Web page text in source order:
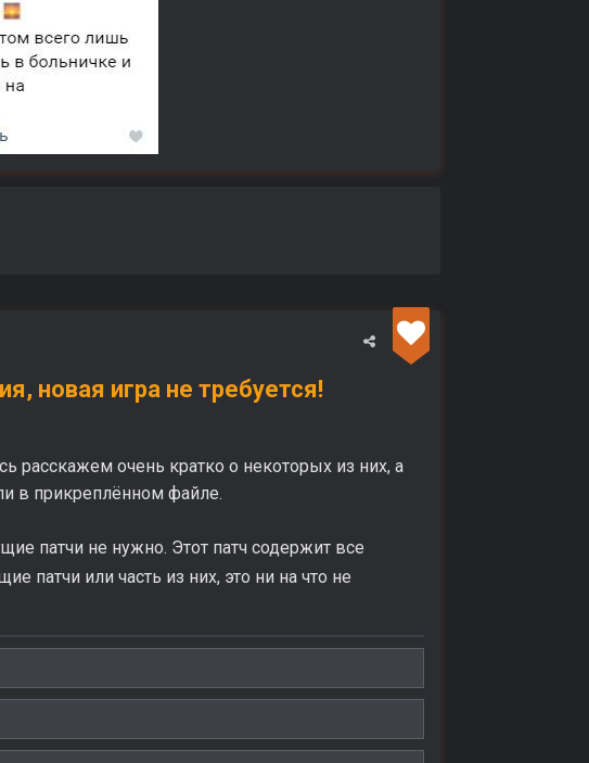
новая игра не требуется!
расскажем очень кратко о некоторых из них, а
в прикреплённом файле.
патчи не нужно. Этот патч содержит все
патчи или часть из них, это ни на что не